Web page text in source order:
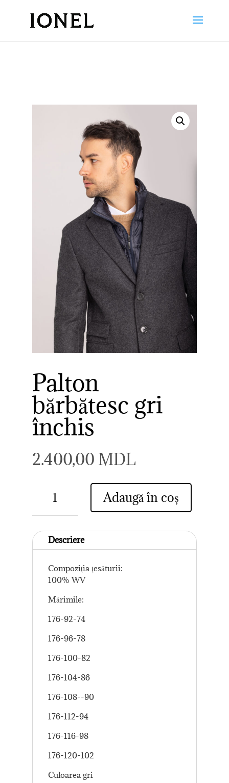
Palton
bărbătesc gri
închis
2.400,00 MDL
Palton
închis
Adaugă în coș
Descriere
Compoziția țesăturii:
100% WV
Mărimile:
176-92-74
176-96-78
176-100-82
176-104-86
176-108--90
176-112-94
176-116-98
176-120-102
Culoarea gri